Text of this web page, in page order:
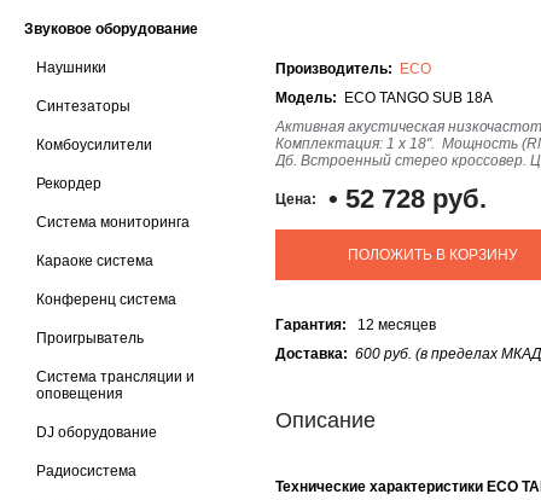
Звуковое оборудование
Наушники
Синтезаторы
Комбоусилители
Рекордер
Система мониторинга
Караоке система
Конференц система
Проигрыватель
Система трансляции и
оповещения
DJ оборудование
Радиосистема
Производитель:
ECO
Модель: ECO TANGO SUB 18А
Активная акустическая
Комплектация: 1 x 18". Мощность
Дб. Встроенный стерео кроссовер.
Цена: • 52 728 руб.
ПОЛОЖИТЬ В КОРЗИНУ
Гарантия: 12 месяцев
Доставка: 600 руб. (в пределах
Описание
Технические характеристики ECO